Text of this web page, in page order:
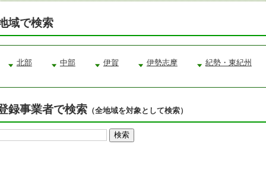
域で検索
北部 中部 伊賀 伊勢志摩 紀勢・東紀州
録事業者で検索 （全地域を対象として検索）